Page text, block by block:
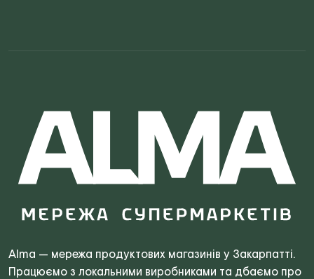
Alma — мережа продуктових магазинів у Закарпатті.
Працюємо з локальними виробниками та дбаємо про